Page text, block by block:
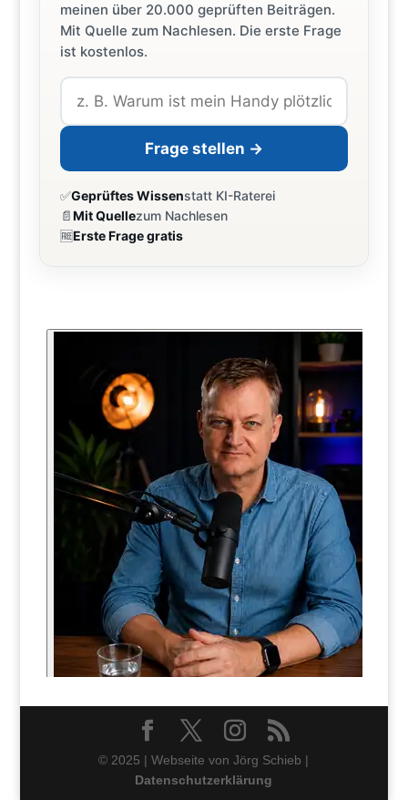
meinen über 20.000 geprüften Beiträgen.
Mit Quelle zum Nachlesen. Die erste Frage
ist kostenlos.
Frage stellen →
✅Geprüftes Wissenstatt KI-Raterei
📄Mit Quellezum Nachlesen
🆓Erste Frage gratis
© 2025 | Webseite von Jörg Schieb |
Datenschutzerklärung